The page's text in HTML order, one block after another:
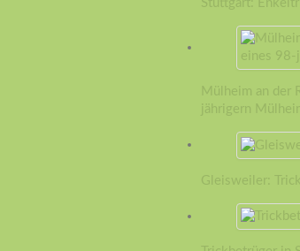
Stuttgart:
Mülheim an der
jährigern
Gleisweiler: